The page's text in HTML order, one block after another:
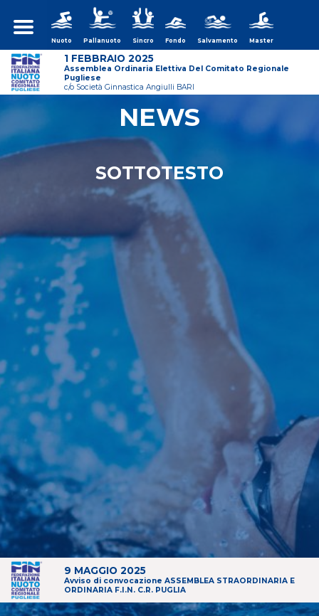
Nuoto Pallanuoto Sincro Fondo Salvamento Master
1 FEBBRAIO 2025
Assemblea Ordinaria Elettiva Del Comitato Regionale
Pugliese
c/o Società Ginnastica Angiulli BARI
9 MAGGIO 2025
Avviso di convocazione ASSEMBLEA STRAORDINARIA E
ORDINARIA F.I.N. C.R. PUGLIA
NEWS
SOTTOTESTO
assemblea-